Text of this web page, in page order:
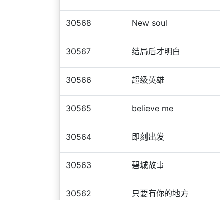
30568 New soul
30567 结局后才明白
30566 超级英雄
30565 believe me
30564 即刻出发
30563 碧城故事
30562 只要有你的地方